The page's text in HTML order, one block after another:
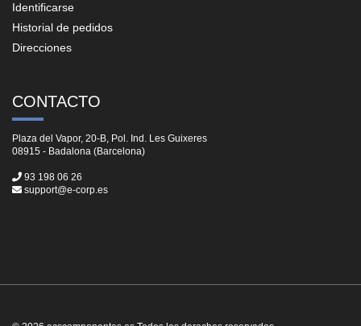
Identificarse
Historial de pedidos
Direcciones
CONTACTO
Plaza del Vapor, 20-B, Pol. Ind. Les Guixeres
08915 - Badalona (Barcelona)
93 198 06 26
support@e-corp.es